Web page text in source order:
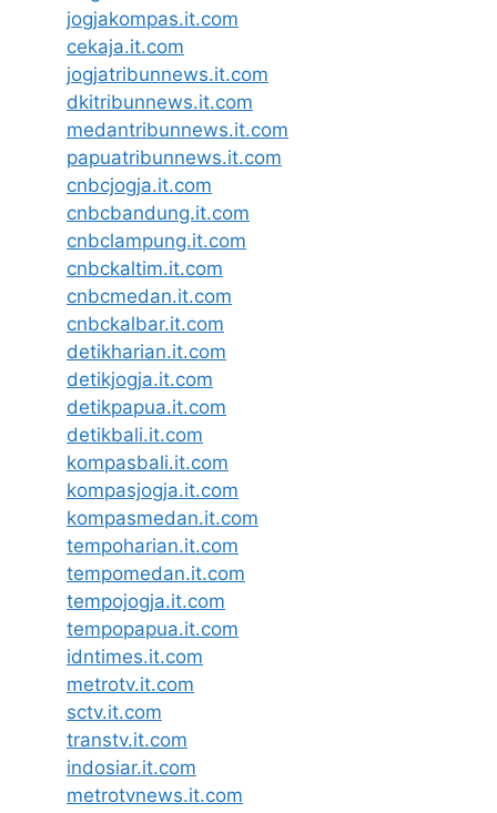
jogjakompas.it.com
cekaja.it.com
jogjatribunnews.it.com
dkitribunnews.it.com
medantribunnews.it.com
papuatribunnews.it.com
cnbcjogja.it.com
cnbcbandung.it.com
cnbclampung.it.com
cnbckaltim.it.com
cnbcmedan.it.com
cnbckalbar.it.com
detikharian.it.com
detikjogja.it.com
detikpapua.it.com
detikbali.it.com
kompasbali.it.com
kompasjogja.it.com
kompasmedan.it.com
tempoharian.it.com
tempomedan.it.com
tempojogja.it.com
tempopapua.it.com
idntimes.it.com
metrotv.it.com
sctv.it.com
transtv.it.com
indosiar.it.com
metrotvnews.it.com